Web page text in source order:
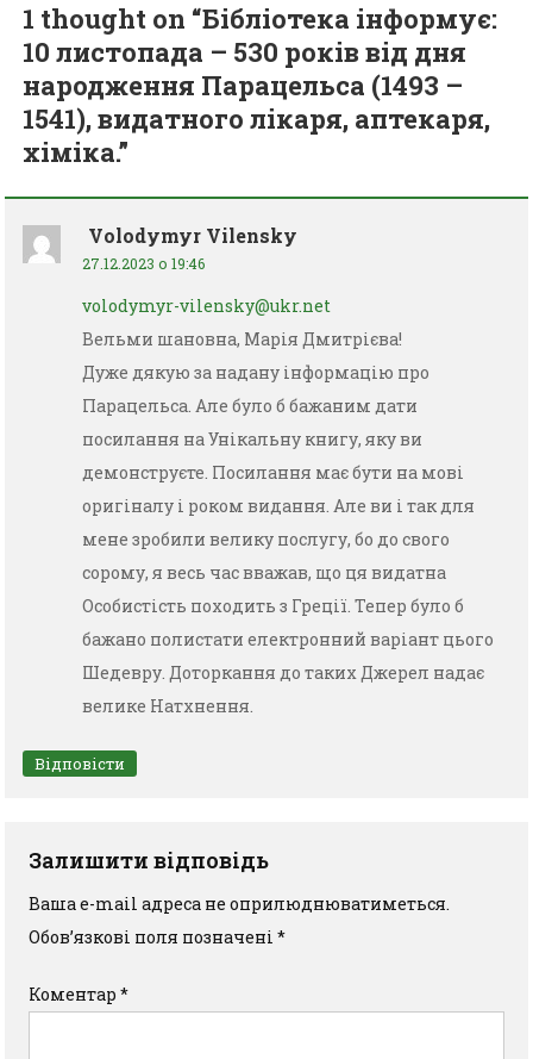
1 thought on “Бібліотека інформує:
10 листопада – 530 років від дня
народження Парацельса (1493 –
1541), видатного лікаря, аптекаря,
хіміка.”
Volodymyr Vilensky
27.12.2023 о 19:46
volodymyr-vilensky@ukr.net
Вельми шановна, Марія Дмитрієва!
Дуже дякую за надану інформацію про
Парацельса. Але було б бажаним дати
посилання на Унікальну книгу, яку ви
демонструєте. Посилання має бути на мові
оригіналу і роком видання. Але ви і так для
мене зробили велику послугу, бо до свого
сорому, я весь час вважав, що ця видатна
Особистість походить з Греції. Тепер було б
бажано полистати електронний варіант цього
Шедевру. Доторкання до таких Джерел надає
велике Натхнення.
Відповісти
Залишити відповідь
Ваша e-mail адреса не оприлюднюватиметься.
Обов’язкові поля позначені*
Коментар*